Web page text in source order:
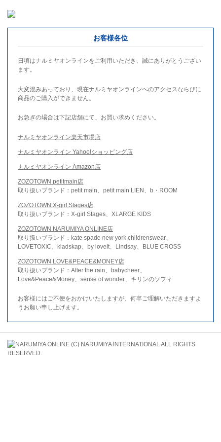
お客様各位
日頃はナルミヤオンラインをご利用いただき、誠にありがとうござい
ます。
大変混みあっており、現在ナルミヤオンラインへのアクセスならびに
商品のご購入ができません。
お急ぎの場合は下記店舗にて、お買い求めください。
ナルミヤオンライン楽天市場店
ナルミヤオンライン Yahoo!ショッピング店
ナルミヤオンライン Amazon店
ZOZOTOWN petitmain店
取り扱いブランド：petit main、petit main LIEN、b・ROOM
ZOZOTOWN X-girl Stages店
取り扱いブランド：X-girl Stages、XLARGE KIDS
ZOZOTOWN NARUMIYA ONLINE店
取り扱いブランド：kate spade new york childrenswear、
LOVETOXIC、kladskap、by loveit、Lindsay、BLUE CROSS
ZOZOTOWN LOVE&PEACE&MONEY店
取り扱いブランド：After the rain、babycheer、
Love&Peace&Money、sense of wonder、キリンのソフィ
お客様にはご不便をおかけいたしますが、何卒ご理解いただきますよ
うお願い申し上げます。